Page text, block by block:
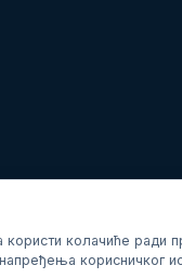
користи колачиће ради
корисничког